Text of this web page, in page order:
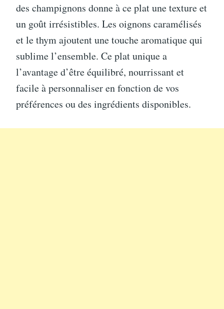
des champignons donne à ce plat une texture et
un goût irrésistibles. Les oignons caramélisés
et le thym ajoutent une touche aromatique qui
sublime l’ensemble. Ce plat unique a
l’avantage d’être équilibré, nourrissant et
facile à personnaliser en fonction de vos
préférences ou des ingrédients disponibles.